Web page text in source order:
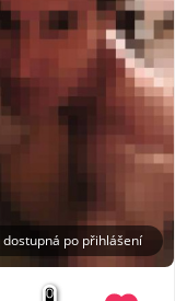
dostupná po přihlášení